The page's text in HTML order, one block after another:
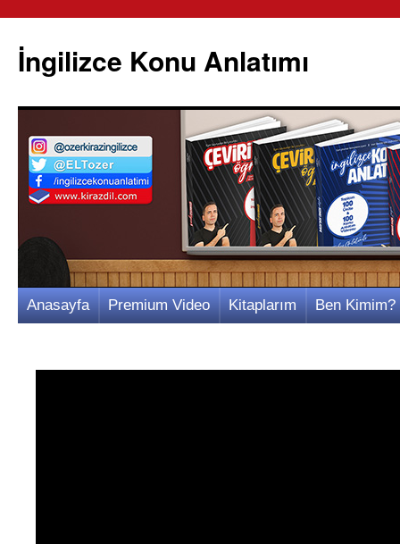
İngilizce Konu Anlatımı
İçeriğe
Anasayfa Premium Video Kitaplarım Ben Kimim?